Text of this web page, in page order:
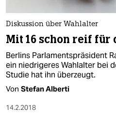
nord
wahrheit
verlag
verlag
veranstaltungen
Diskussion über Wahlalter
Mit 16 schon reif für
Berlins Parlamentspräsident
ein niedrigeres Wahlalter bei
Studie hat ihn überzeugt.
Von Stefan Alberti
14.2.2018